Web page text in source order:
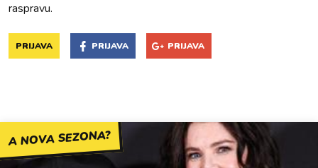
raspravu.
PRIJAVA PRIJAVA PRIJAVA
A NOVA SEZONA?